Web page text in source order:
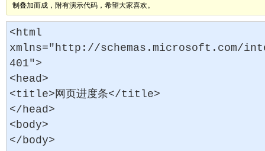
制叠加而成，附有演示代码，希望大家喜欢。